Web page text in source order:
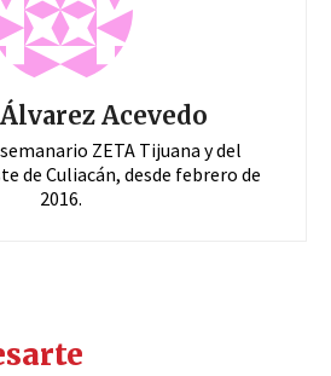
Acevedo
ZETA Tijuana y del
de Culiacán, desde febrero de
2016.